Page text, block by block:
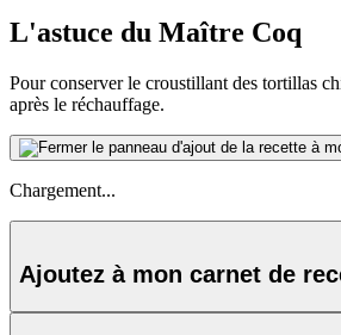
L'astuce du Maître Coq
Pour conserver le croustillant des tortillas
après le réchauffage.
Chargement...
Ajoutez à mon carnet de